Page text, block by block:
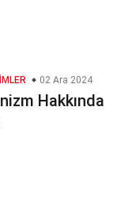
02 Ara 2024
Hakkında